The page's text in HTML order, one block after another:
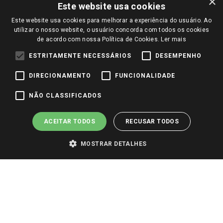
Perguntas frequentes
Trabalhe Conosco
Identidade Visual
Trocas e Devoluções
Redes Sociais
Pagamento e Segurança
Este website usa cookies
Este website usa cookies para melhorar a experiência do usuário. Ao
utilizar o nosso website, o usuário concorda com todos os cookies
de acordo com nossa Política de Cookies. Ler mais
ESTRITAMENTE NECESSÁRIOS DESEMPENHO
DIRECIONAMENTO FUNCIONALIDADE
NÃO CLASSIFICADOS
ACEITAR TODOS RECUSAR TODOS
MOSTRAR DETALHES